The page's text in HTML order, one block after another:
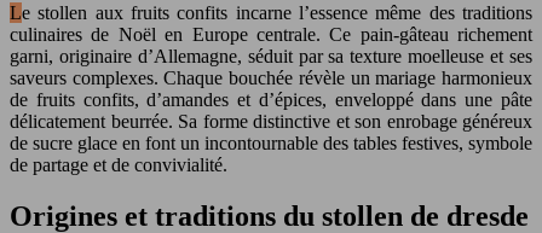
Le stollen aux fruits confits incarne l’essence même des traditions
culinaires de Noël en Europe centrale. Ce pain-gâteau richement
garni, originaire d’Allemagne, séduit par sa texture moelleuse et ses
saveurs complexes. Chaque bouchée révèle un mariage harmonieux
de fruits confits, d’amandes et d’épices, enveloppé dans une pâte
délicatement beurrée. Sa forme distinctive et son enrobage généreux
de sucre glace en font un incontournable des tables festives, symbole
de partage et de convivialité.
Origines et traditions du stollen de dresde